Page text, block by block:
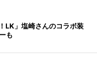
LK」塩崎さんのコラボ装
も